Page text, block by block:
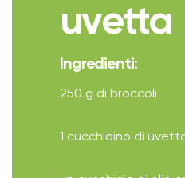
uvetta
Ingredienti:
250 g di broccoli
1 cucchiaino di